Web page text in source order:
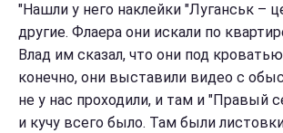
"Нашли у него наклейки "Луганськ –
другие. Флаера они искали по
Влад им сказал, что они под
конечно, они выставили видео с
не у нас проходили, и там и "Правый
и кучу всего было. Там были